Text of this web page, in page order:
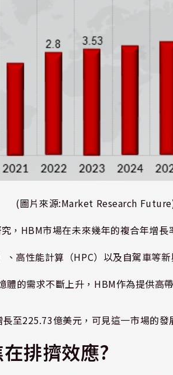
(圖片來源:Market Research
， HBM市場在未來幾年的複合年增長
、高性能計算（HPC）以及自駕車等
的需求不斷上升， HBM作為提供高
長至225.73億美元，可見這一市場的
排擠效應?